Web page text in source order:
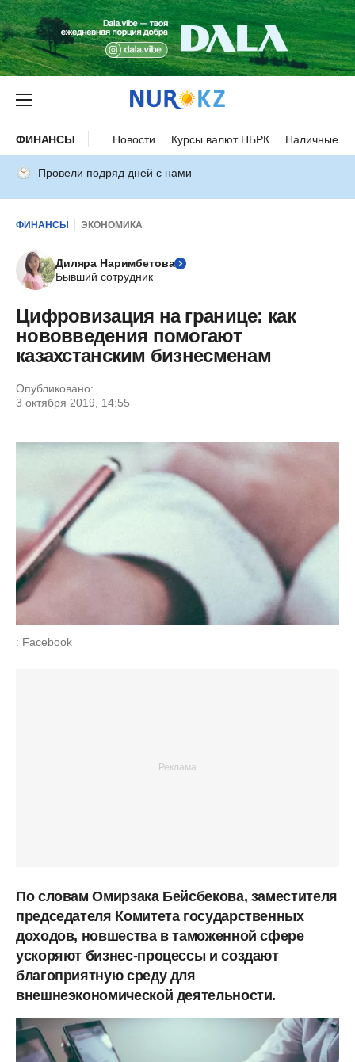
ФИНАНСЫ Новости Курсы валют НБРК Наличные
Провели подряд дней с нами
ФИНАНСЫ ЭКОНОМИКА
Диляра Наримбетова
Бывший сотрудник
Цифровизация на границе: как
нововведения помогают
казахстанским бизнесменам
Опубликовано:
3 октября 2019, 14:55
: Facebook
По словам Омирзака Бейсбекова, заместителя
председателя Комитета государственных
доходов, новшества в таможенной сфере
ускоряют бизнес-процессы и создают
благоприятную среду для
внешнеэкономической деятельности.